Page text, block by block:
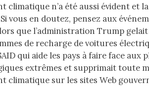
climatique n’a été aussi évident et
vous en doutez, pensez aux
que l’administration Trump
de recharge de voitures
qui aide les pays à faire face aux
extrêmes et supprimait toute
climatique sur les sites Web